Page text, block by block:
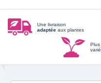
Une livraison
adaptée aux plantes
Plus